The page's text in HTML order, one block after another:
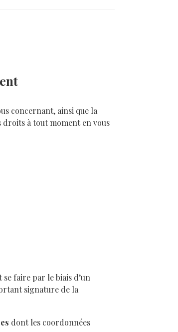
concernant, ainsi que la
droits à tout moment en vous
faire par le biais d’un
signature de la
dont les coordonnées